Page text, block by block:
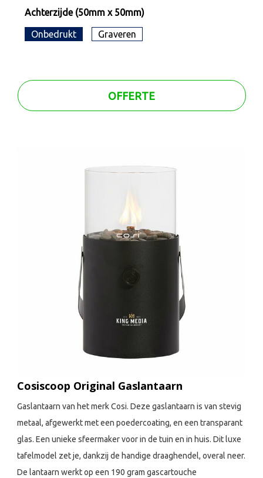
Achterzijde (50mm x 50mm)
Onbedrukt Graveren
OFFERTE
Cosiscoop Original Gaslantaarn
Gaslantaarn van het merk Cosi. Deze gaslantaarn is van stevig
metaal, afgewerkt met een poedercoating, en een transparant
glas. Een unieke sfeermaker voor in de tuin en in huis. Dit luxe
tafelmodel zet je, dankzij de handige draaghendel, overal neer.
De lantaarn werkt op een 190 gram gascartouche